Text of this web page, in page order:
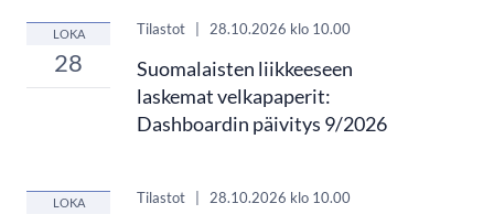
LOKA
28
Tilastot | 28.10.2026 klo 10.00
Suomalaisten liikkeeseen
laskemat velkapaperit:
Dashboardin päivitys 9/2026
LOKA Tilastot 28.10.2026 klo 10.00